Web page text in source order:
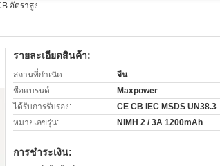
อัตราสูง
รายละเอียดสินค้า:
สถานที่กำเนิด:
จีน
ชื่อแบรนด์:
Maxpower
ได้รับการรับรอง:
CE CB IEC MSDS UN38.3
หมายเลขรุ่น:
NIMH 2 / 3A 1200mAh
การชำระเงิน: